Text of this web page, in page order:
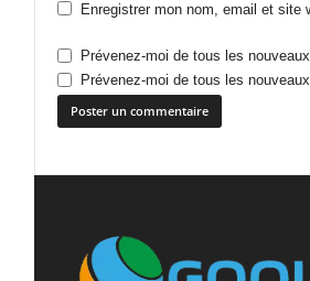
Enregistrer mon nom, email et site
Prévenez-moi de tous les
Prévenez-moi de tous les